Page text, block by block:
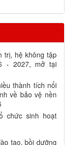
trị, hệ không tập
- 2027, mở tại
thành tích nổi
về bảo vệ nền
chức sinh hoạt
tạo, bồi dưỡng